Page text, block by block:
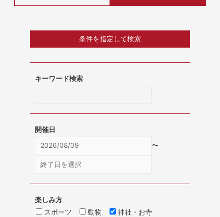
条件を指定して検索
キーワード検索
開催日
〜
楽しみ方
スポーツ
動物
神社・お寺